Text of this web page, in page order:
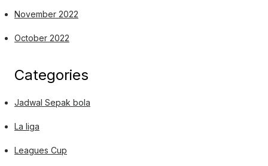
November 2022
October 2022
Categories
Jadwal Sepak bola
La liga
Leagues Cup